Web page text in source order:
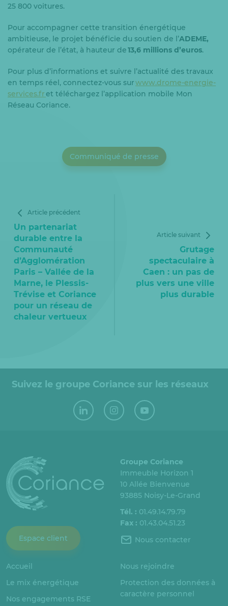
25 800 voitures.
Pour accompagner cette transition énergétique
ambitieuse, le projet bénéficie du soutien de l’ADEME,
opérateur de l’état, à hauteur de13,6 millions d’euros.
Pour plus d’informations et suivre l’actualité des travaux
en temps réel, connectez-vous surwww.drome-energie-
services.fr et téléchargez l’application mobile Mon
Réseau Coriance.
Communiqué de presse
Article précédent
Un partenariat
durable entre la
Communauté
d’Agglomération
Paris – Vallée de la
Marne, le Plessis-
Trévise et Coriance
pour un réseau de
chaleur vertueux
Article suivant
Grutage
spectaculaire à
Caen : un pas de
plus vers une ville
plus durable
Suivez le groupe Coriance sur les réseaux
Espace client
Groupe Coriance
Immeuble Horizon 1
10 Allée Bienvenue
93885 Noisy-Le-Grand
Tél. : 01.49.14.79.79
Fax : 01.43.04.51.23
Nous contacter
Accueil
Le mix énergétique
Nos engagements RSE
Nous rejoindre
Protection des données à
caractère personnel